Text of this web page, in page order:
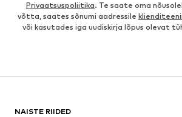
Privaatsuspoliitika. Te saate oma
võtta, saates sõnumi aadressile
või kasutades iga uudiskirja lõpus olevat
NAISTE RIIDED